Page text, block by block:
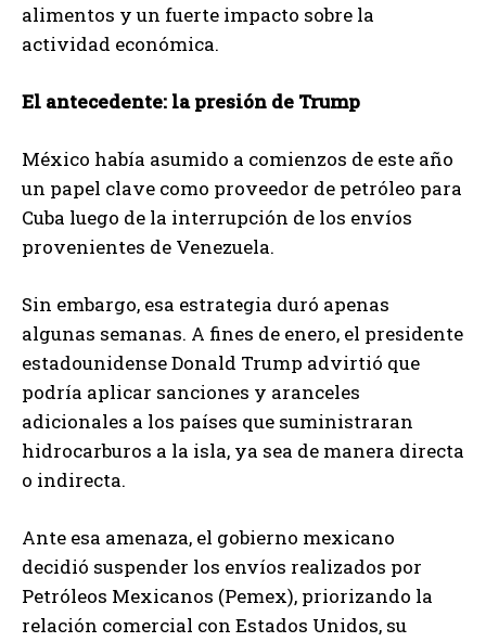
alimentos y un fuerte impacto sobre la
actividad económica.
El antecedente: la presión de Trump
México había asumido a comienzos de este año
un papel clave como proveedor de petróleo para
Cuba luego de la interrupción de los envíos
provenientes de Venezuela.
Sin embargo, esa estrategia duró apenas
algunas semanas. A fines de enero, el presidente
estadounidense Donald Trump advirtió que
podría aplicar sanciones y aranceles
adicionales a los países que suministraran
hidrocarburos a la isla, ya sea de manera directa
o indirecta.
Ante esa amenaza, el gobierno mexicano
decidió suspender los envíos realizados por
Petróleos Mexicanos (Pemex), priorizando la
relación comercial con Estados Unidos, su